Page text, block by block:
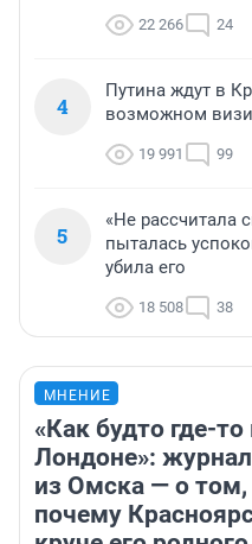
22 266 24
4
Путина ждут в
возможном
19 991 99
5
«Не рассчитала
пыталась
убила его
18 508 38
МНЕНИЕ
«Как будто где-то
Лондоне»:
из Омска — о том,
почему